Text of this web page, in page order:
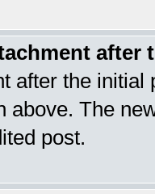
after
after the
above. The
post.